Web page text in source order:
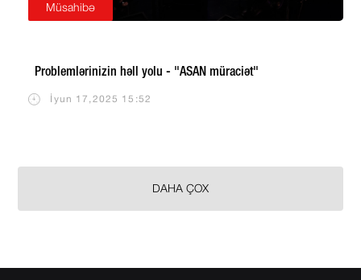
Problemlərinizin həll yolu - "ASAN müraciət"
İyun 17,2025 15:52
Müsahibə
DAHA ÇOX